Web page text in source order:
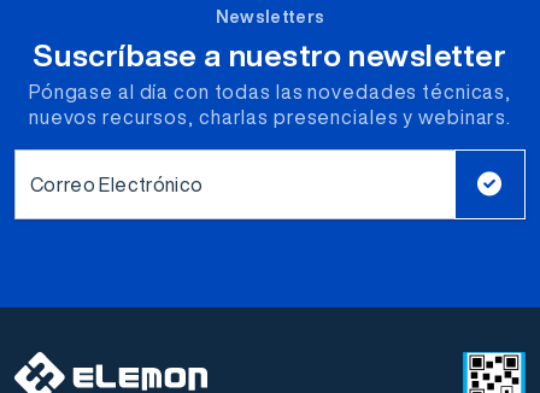
Newsletters
Suscríbase a nuestro newsletter
Póngase al día con todas las novedades técnicas,
nuevos recursos, charlas presenciales y webinars.
Correo Electrónico